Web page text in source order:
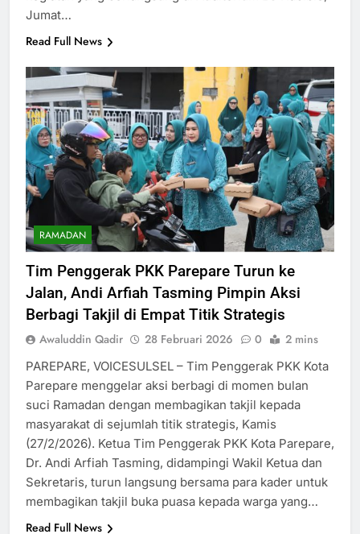
Jumat…
Read Full News
RAMADAN
Tim Penggerak PKK Parepare Turun ke
Jalan, Andi Arfiah Tasming Pimpin Aksi
Berbagi Takjil di Empat Titik Strategis
Awaluddin Qadir 28 Februari 2026 0 2 mins
PAREPARE, VOICESULSEL – Tim Penggerak PKK Kota
Parepare menggelar aksi berbagi di momen bulan
suci Ramadan dengan membagikan takjil kepada
masyarakat di sejumlah titik strategis, Kamis
(27/2/2026). Ketua Tim Penggerak PKK Kota Parepare,
Dr. Andi Arfiah Tasming, didampingi Wakil Ketua dan
Sekretaris, turun langsung bersama para kader untuk
membagikan takjil buka puasa kepada warga yang…
Read Full News